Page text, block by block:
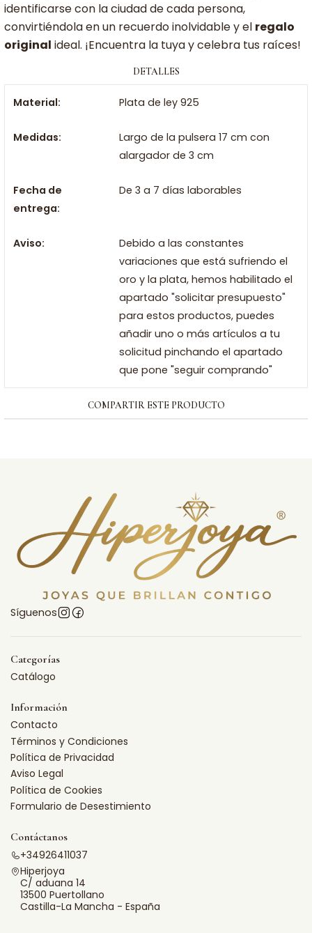
identificarse con la ciudad de cada persona,
convirtiéndola en un recuerdo inolvidable y el regalo
original ideal. ¡Encuentra la tuya y celebra tus raíces!
DETALLES
Material: Plata de ley 925
Medidas:
Largo de la pulsera 17 cm con
alargador de 3 cm
Fecha de
entrega:
De 3 a 7 días laborables
Aviso:
Debido a las constantes
variaciones que está sufriendo el
oro y la plata, hemos habilitado el
apartado "solicitar presupuesto"
para estos productos, puedes
añadir uno o más artículos a tu
solicitud pinchando el apartado
que pone "seguir comprando"
COMPARTIR ESTE PRODUCTO
Síguenos
Categorías
Catálogo
Información
Contacto
Términos y Condiciones
Política de Privacidad
Aviso Legal
Política de Cookies
Formulario de Desestimiento
Contáctanos
+34926411037
Hiperjoya
C/ aduana 14
13500 Puertollano
Castilla-La Mancha - España